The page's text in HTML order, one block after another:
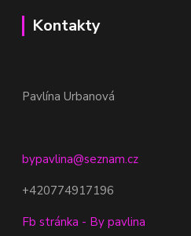
Kontakty
Pavlína Urbanová
bypavlina@seznam.cz
+420774917196
Fb stránka - By pavlina